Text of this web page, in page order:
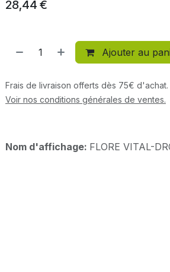
28,44 €
Ajouter au
Frais de livraison offerts dès 75€ d'achat.
Voir nos conditions générales de ventes.
Nom d'affichage: FLORE VITAL-